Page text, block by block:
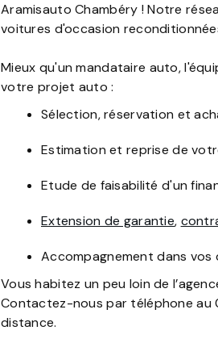
Aramisauto Chambéry ! Notre
voitures d'occasion
Mieux qu'un mandataire auto,
votre projet auto :
Sélection, réservation et
Estimation et reprise de
Etude de faisabilité d'un
Extension de garantie,
Accompagnement dans vos
Vous habitez un peu loin de
Contactez-nous par téléphone au
distance.